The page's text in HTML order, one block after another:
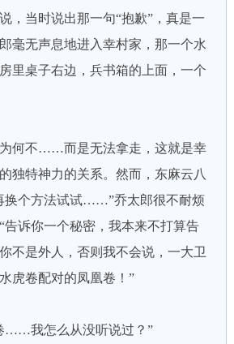
，当时说出那一句“抱歉”，真是一
毫无声息地进入幸村家，那一个水
里桌子右边，兵书箱的上面，一个
不……而是无法拿走，这就是幸
独特神力的关系。然而，东麻云八
换个方法试试……”乔太郎很不耐烦
告诉你一个秘密，我本来不打算告
不是外人，否则我不会说，一大卫
虎卷配对的凤凰卷！”
我怎么从没听说过？”